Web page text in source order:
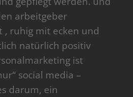
arbeitgeber
, ruhig mit ecken und
natürlich positiv
ist
social media –
darum, ein